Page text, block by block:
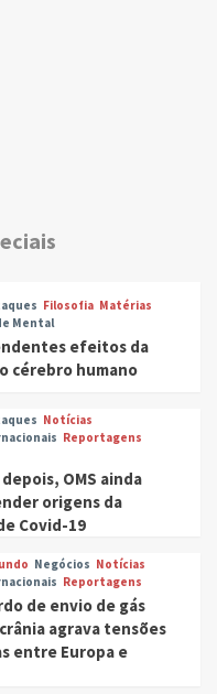
Filosofia Matérias
Mental
efeitos da
cérebro humano
Notícias
Reportagens
OMS ainda
origens da
Covid-19
Negócios Notícias
Reportagens
de envio de gás
agrava tensões
entre Europa e